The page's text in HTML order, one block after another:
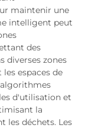
maintenir une
intelligent peut
des
diverses zones
espaces de
d'utilisation et
la
les déchets. Les